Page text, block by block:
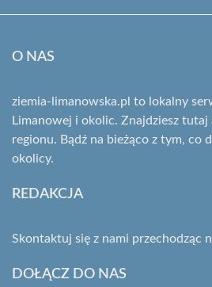
O NAS
ziemia-limanowska.pl to lokalny
Limanowej i okolic. Znajdziesz
regionu. Bądź na bieżąco z tym, co
okolicy.
REDAKCJA
Skontaktuj się z nami przechodząc
DOŁĄCZ DO NAS